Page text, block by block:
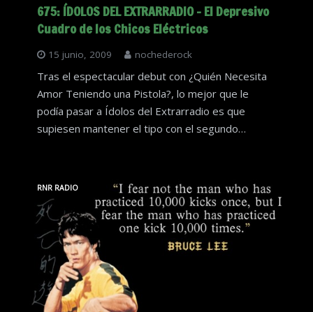
675: ÍDOLOS DEL EXTRARRADIO – El Depresivo
Cuadro de los Chicos Eléctricos
15 junio, 2009 nochederock
Tras el espectacular debut con ¿Quién Necesita
Amor Teniendo una Pistola?, lo mejor que le
podía pasar a Ídolos del Extrarradio es que
supiesen mantener el tipo con el segundo…
RNR RADIO